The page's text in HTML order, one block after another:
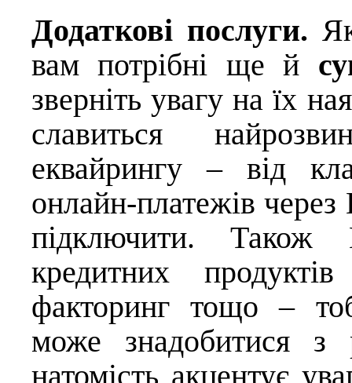
Додаткові послуги.
вам потрібні ще й
зверніть увагу на їх
славиться
еквайрингу – від
онлайн-платежів
підключити. Також
кредитних
факторинг тощо –
може знадобитися з
натомість акцентує